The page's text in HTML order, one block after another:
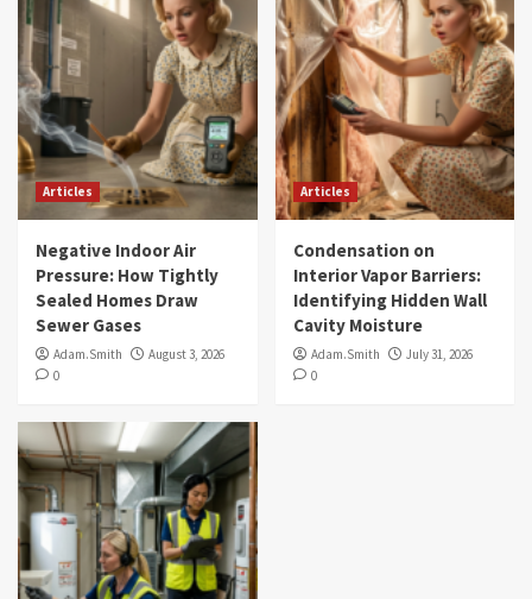
Articles
Negative Indoor Air
Pressure: How Tightly
Sealed Homes Draw
Sewer Gases
Adam.Smith
August 3, 2026
0
Articles
Condensation on
Interior Vapor Barriers:
Identifying Hidden Wall
Cavity Moisture
Adam.Smith
July 31, 2026
0